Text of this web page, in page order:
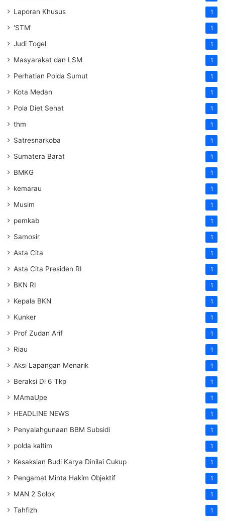
Laporan Khusus 1
'STM' 1
Judi Togel 1
Masyarakat dan LSM 1
Perhatian Polda Sumut 1
Kota Medan 1
Pola Diet Sehat 1
thm 1
Satresnarkoba 1
Sumatera Barat 1
BMKG 1
kemarau 1
Musim 1
pemkab 1
Samosir 1
Asta Cita 1
Asta Cita Presiden RI 1
BKN RI 1
Kepala BKN 1
Kunker 1
Prof Zudan Arif 1
Riau 1
Aksi Lapangan Menarik 1
Beraksi Di 6 Tkp 1
MAmaUpe 1
HEADLINE NEWS 1
Penyalahgunaan BBM Subsidi 1
polda kaltim 1
Kesaksian Budi Karya Dinilai Cukup 1
Pengamat Minta Hakim Objektif 1
MAN 2 Solok 1
Tahfizh 1